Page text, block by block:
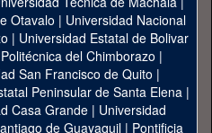
Otavalo | Universidad Nacional
| Universidad Estatal de Bolivar
del Chimborazo |
San Francisco de Quito |
Peninsular de Santa Elena|
Casa Grande | Universidad
de Guayaquil| Pontificia